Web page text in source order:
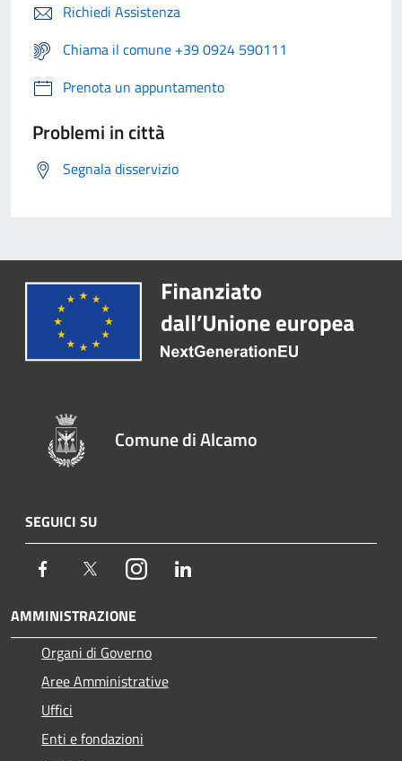
Richiedi Assistenza
Chiama il comune +39 0924 590111
Prenota un appuntamento
Problemi in città
Segnala disservizio
Comune di Alcamo
SEGUICI SU
Facebook TwitterInstagram
AMMINISTRAZIONE
Organi di Governo
Aree Amministrative
Uffici
Enti e fondazioni